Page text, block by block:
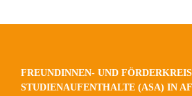
FREUNDINNEN- UND
STUDIENAUFENTHALTE (ASA) IN